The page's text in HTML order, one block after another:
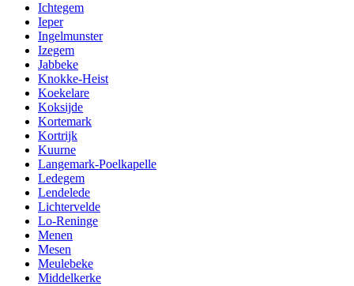
Ichtegem
Ieper
Ingelmunster
Izegem
Jabbeke
Knokke-Heist
Koekelare
Koksijde
Kortemark
Kortrijk
Kuurne
Langemark-Poelkapelle
Ledegem
Lendelede
Lichtervelde
Lo-Reninge
Menen
Mesen
Meulebeke
Middelkerke